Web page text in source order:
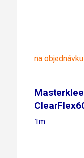
na objednávku
Clear -
1m